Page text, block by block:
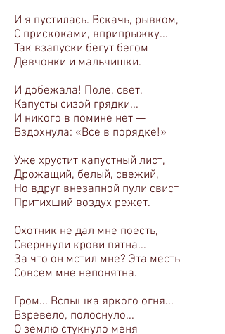
И я пустилась. Вскачь, рывком,
С прискоками, вприпрыжку...
Так взапуски бегут бегом
Девчонки и мальчишки.
И добежала! Поле, свет,
Капусты сизой грядки...
И никого в помине нет —
Вздохнула: «Все в порядке!»
Уже хрустит капустный лист,
Дрожащий, белый, свежий,
Но вдруг внезапной пули свист
Притихший воздух режет.
Охотник не дал мне поесть,
Сверкнули крови пятна...
За что он мстил мне? Эта месть
Совсем мне непонятна.
Гром... Вспышка яркого огня...
Взревело, полоснуло...
О землю стукнуло меня